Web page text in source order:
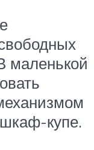
маленькой
купе.